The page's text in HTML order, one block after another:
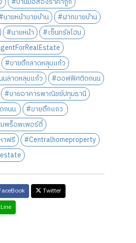
นายหน้าขายบ้าน
#ฝากขายบ้าน
#นายหน้า
#เซ็นทรัลโฮม
#ขายตึกลาดหลุมแก้ว
ลาดหลุมแก้ว
#ออฟฟิศติดถนน
#ขายอาคารพาณิชย์ปทุมธานี
ถนน
#ขายตึกแถว
พร็อพเพอร์ตี้
าฟรี
#Centralhomeproperty
Twitter
Line